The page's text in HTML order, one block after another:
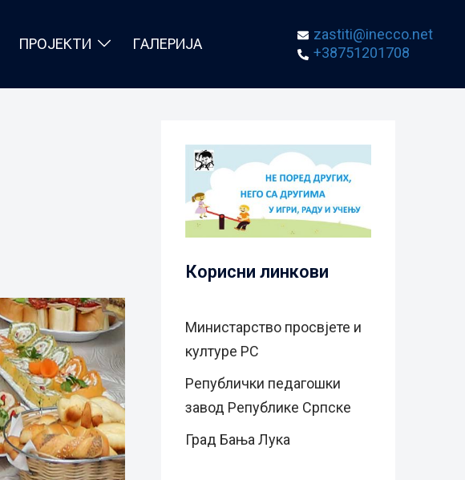
ПРОЈЕКТИ ГАЛЕРИЈА
zastiti@inecco.net
+38751201708
Корисни линкови
Министарство просвјете и
културе РС
Републички педагошки
завод Републике Српске
Град Бањa Лукa